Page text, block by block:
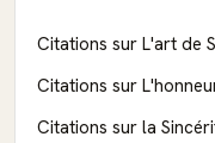
Citations sur L'art de
Citations sur
Citations sur la